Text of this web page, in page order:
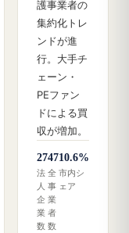
護事業者の
集約化トレ
ンドが進
行。大手チ
ェーン・
PEファン
ドによる買
収が増加。
27
法
人
企
業
数
47
全
事
業
者
数
10.6%
市内シ
ェア